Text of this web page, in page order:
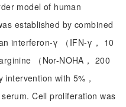
model of human
established by combined
interferon-γ （IFN-γ， 10
（Nor-NOHA， 200
intervention with 5%，
Cell proliferation was